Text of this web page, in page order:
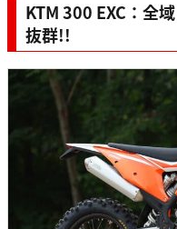
KTM 300 EXC：全
抜群!!